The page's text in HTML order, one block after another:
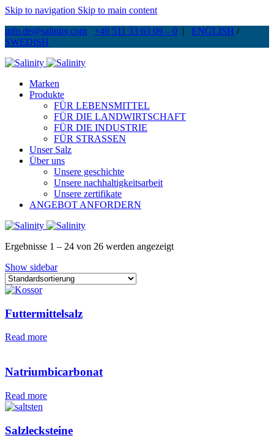
Skip to navigation Skip to main content
info.de@salinity.com
+49 511 33 63 09 – 0 | ENGLISH /
SWEDISH
Marken
Produkte
FÜR LEBENSMITTEL
FÜR DIE LANDWIRTSCHAFT
FÜR DIE INDUSTRIE
FÜR STRASSEN
Unser Salz
Über uns
Unsere geschichte
Unsere nachhaltigkeitsarbeit
Unsere zertifikate
ANGEBOT ANFORDERN
Ergebnisse 1 – 24 von 26 werden angezeigt
Show sidebar
Futtermittelsalz
Read more
Natriumbicarbonat
Read more
Salzlecksteine